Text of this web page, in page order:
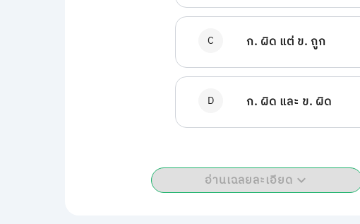
C ก. ผิด แต่ ข. ถูก
D ก. ผิด และ ข. ผิด
อ่านเฉลยละเอียด